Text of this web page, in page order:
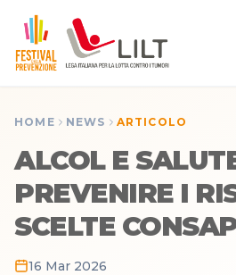
HOME NEWS ARTICOLO
ALCOL E
PREVENIRE I
SCELTE
16 Mar 2026